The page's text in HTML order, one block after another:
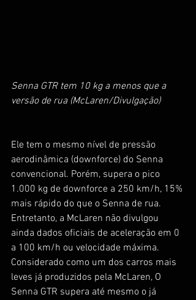
Senna GTR tem 10 kg a menos que a
versão de rua (McLaren/Divulgação)
Ele tem o mesmo nível de pressão
aerodinâmica (downforce) do Senna
convencional. Porém, supera o pico
1.000 kg de downforce a 250 km/h, 15%
mais rápido do que o Senna de rua.
Entretanto, a McLaren não divulgou
ainda dados oficiais de aceleração em 0
a 100 km/h ou velocidade máxima.
Considerado como um dos carros mais
leves já produzidos pela McLaren, O
Senna GTR supera até mesmo o já